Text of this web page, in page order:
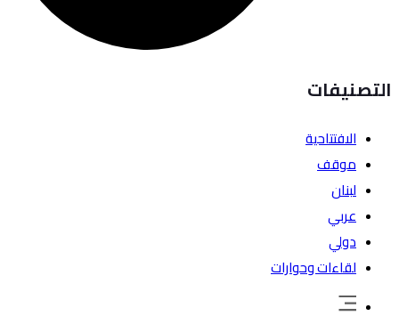
التصنيفات
الافتتاحية
موقف
لبنان
عربي
دولي
لقاءات وحوارات